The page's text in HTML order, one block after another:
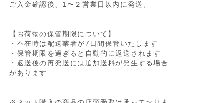
ご入金確認後、1〜２営業日以内に発送。
【お荷物の保管期限について】
・不在時は配送業者が7日間保管いたします
・保管期限を過ぎると自動的に返送されます
・返送後の再発送には追加送料が発生する場合
があります